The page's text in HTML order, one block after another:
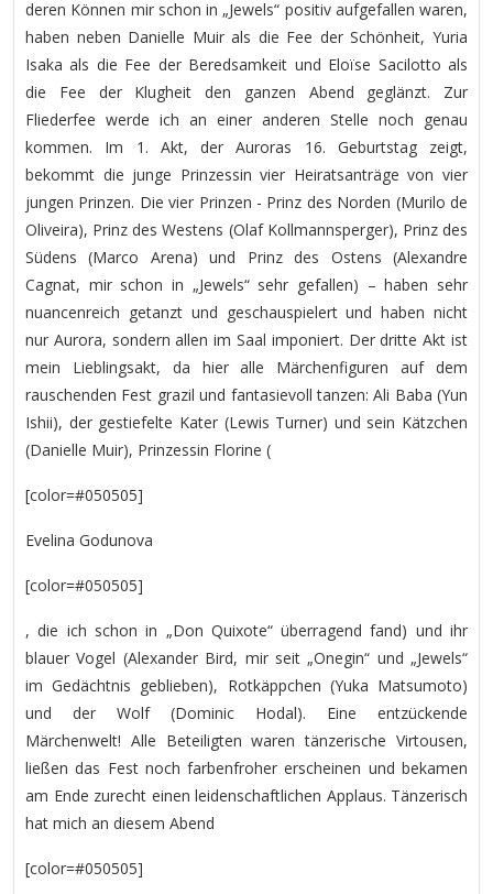
deren Können mir schon in „Jewels“ positiv aufgefallen waren,
haben neben Danielle Muir als die Fee der Schönheit, Yuria
Isaka als die Fee der Beredsamkeit und Eloïse Sacilotto als
die Fee der Klugheit den ganzen Abend geglänzt. Zur
Fliederfee werde ich an einer anderen Stelle noch genau
kommen. Im 1. Akt, der Auroras 16. Geburtstag zeigt,
bekommt die junge Prinzessin vier Heiratsanträge von vier
jungen Prinzen. Die vier Prinzen - Prinz des Norden (Murilo de
Oliveira), Prinz des Westens (Olaf Kollmannsperger), Prinz des
Südens (Marco Arena) und Prinz des Ostens (Alexandre
Cagnat, mir schon in „Jewels“ sehr gefallen) – haben sehr
nuancenreich getanzt und geschauspielert und haben nicht
nur Aurora, sondern allen im Saal imponiert. Der dritte Akt ist
mein Lieblingsakt, da hier alle Märchenfiguren auf dem
rauschenden Fest grazil und fantasievoll tanzen: Ali Baba (Yun
Ishii), der gestiefelte Kater (Lewis Turner) und sein Kätzchen
(Danielle Muir), Prinzessin Florine (
[color=#050505]
Evelina Godunova
[color=#050505]
, die ich schon in „Don Quixote“ überragend fand) und ihr
blauer Vogel (Alexander Bird, mir seit „Onegin“ und „Jewels“
im Gedächtnis geblieben), Rotkäppchen (Yuka Matsumoto)
und der Wolf (Dominic Hodal). Eine entzückende
Märchenwelt! Alle Beteiligten waren tänzerische Virtousen,
ließen das Fest noch farbenfroher erscheinen und bekamen
am Ende zurecht einen leidenschaftlichen Applaus. Tänzerisch
hat mich an diesem Abend
[color=#050505]